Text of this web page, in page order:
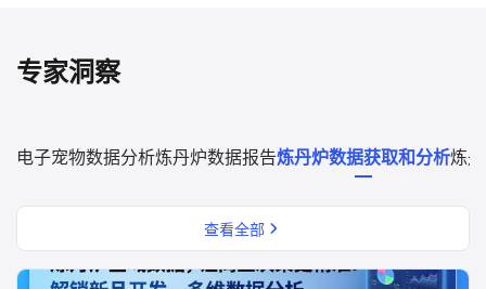
专家洞察
电子宠物数据分析炼丹炉数据报告炼丹炉数据获取和分析炼
查看全部